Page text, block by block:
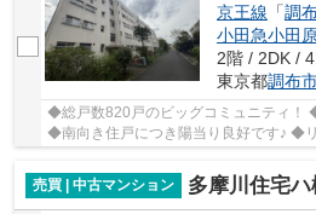
京王線 「調
小田急小田
2階 / 2DK /
東京都調布
◆総戸数820戸のビッグコミュニティ！
◆南向き住戸につき陽当り良好です♪ ◆
売買 | 中古マンション
多摩川住宅ハ